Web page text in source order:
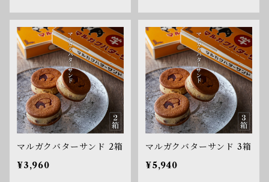
マルガクバターサンド 2箱
¥3,960
マルガクバターサンド 3箱
¥5,940